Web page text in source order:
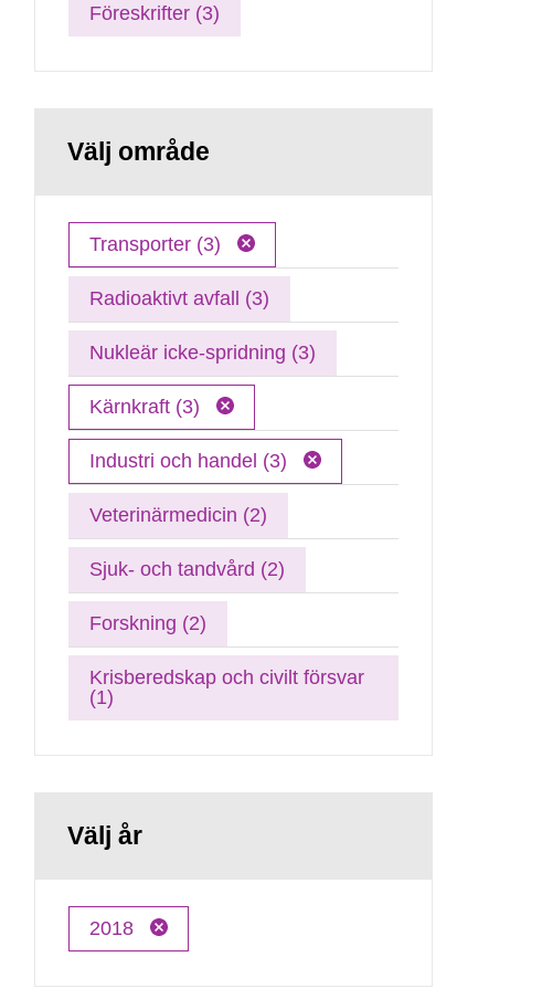
Föreskrifter (3)
Välj område
Transporter (3)
Radioaktivt avfall (3)
Nukleär icke-spridning (3)
Kärnkraft (3)
Industri och handel (3)
Veterinärmedicin (2)
Sjuk- och tandvård (2)
Forskning (2)
Krisberedskap och civilt försvar
(1)
Välj år
2018